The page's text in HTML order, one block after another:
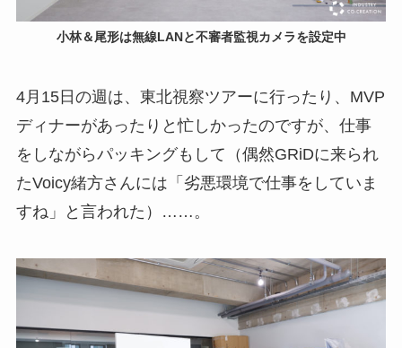
小林＆尾形は無線LANと不審者監視カメラを設定中
4月15日の週は、東北視察ツアーに行ったり、MVP
ディナーがあったりと忙しかったのですが、仕事
をしながらパッキングもして（偶然GRiDに来られ
たVoicy緒方さんには「劣悪環境で仕事をしていま
すね」と言われた）……。